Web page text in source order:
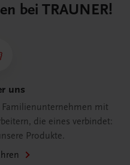
bei TRAUNER!
uns
mit
die eines verbindet:
Produkte.